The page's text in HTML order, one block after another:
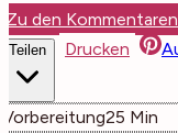
Zu den Kommentaren
Teilen Drucken
Vorbereitung25 Min